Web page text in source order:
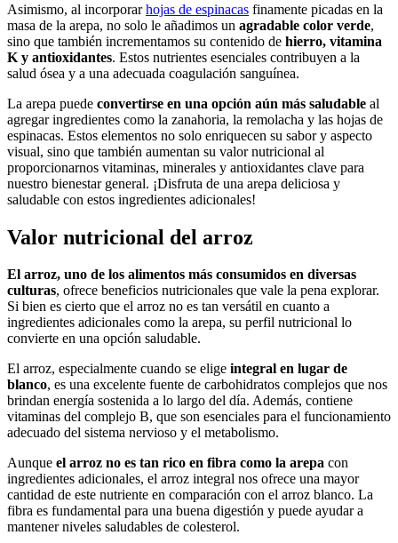
Asimismo, al incorporarhojas de espinacas finamente picadas en la
masa de la arepa, no solo le añadimos un agradable color verde,
sino que también incrementamos su contenido de hierro, vitamina
K y antioxidantes. Estos nutrientes esenciales contribuyen a la
salud ósea y a una adecuada coagulación sanguínea.
La arepa puede convertirse en una opción aún más saludable al
agregar ingredientes como la zanahoria, la remolacha y las hojas de
espinacas. Estos elementos no solo enriquecen su sabor y aspecto
visual, sino que también aumentan su valor nutricional al
proporcionarnos vitaminas, minerales y antioxidantes clave para
nuestro bienestar general. ¡Disfruta de una arepa deliciosa y
saludable con estos ingredientes adicionales!
Valor nutricional del arroz
El arroz, uno de los alimentos más consumidos en diversas
culturas, ofrece beneficios nutricionales que vale la pena explorar.
Si bien es cierto que el arroz no es tan versátil en cuanto a
ingredientes adicionales como la arepa, su perfil nutricional lo
convierte en una opción saludable.
El arroz, especialmente cuando se elige integral en lugar de
blanco, es una excelente fuente de carbohidratos complejos que nos
brindan energía sostenida a lo largo del día. Además, contiene
vitaminas del complejo B, que son esenciales para el funcionamiento
adecuado del sistema nervioso y el metabolismo.
Aunque el arroz no es tan rico en fibra como la arepa con
ingredientes adicionales, el arroz integral nos ofrece una mayor
cantidad de este nutriente en comparación con el arroz blanco. La
fibra es fundamental para una buena digestión y puede ayudar a
mantener niveles saludables de colesterol.